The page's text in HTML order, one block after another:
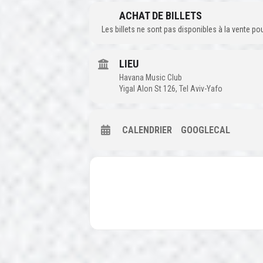
ACHAT DE BILLETS
Les billets ne sont pas disponibles à la vente
LIEU
Havana Music Club
Yigal Alon St 126, Tel Aviv-Yafo
CALENDRIER GOOGLECAL